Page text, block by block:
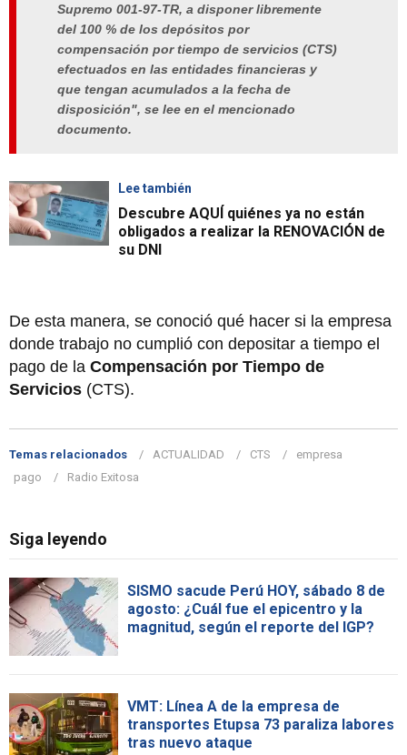
Supremo 001-97-TR, a disponer libremente
del 100 % de los depósitos por
compensación por tiempo de servicios (CTS)
efectuados en las entidades financieras y
que tengan acumulados a la fecha de
disposición", se lee en el mencionado
documento.
Lee también
Descubre AQUÍ quiénes ya no están
obligados a realizar la RENOVACIÓN de
su DNI
De esta manera, se conoció qué hacer si la empresa
donde trabajo no cumplió con depositar a tiempo el
pago de la Compensación por Tiempo de
Servicios (CTS).
Temas relacionados ACTUALIDAD CTS
empresa
pago
Radio Exitosa
Siga leyendo
SISMO sacude Perú HOY, sábado 8 de
agosto: ¿Cuál fue el epicentro y la
magnitud, según el reporte del IGP?
VMT: Línea A de la empresa de
transportes Etupsa 73 paraliza labores
tras nuevo ataque